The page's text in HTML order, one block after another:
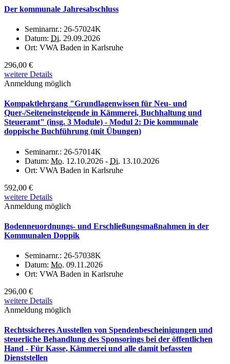
Der kommunale Jahresabschluss
Seminarnr.: 26-57024K
Datum: Di. 29.09.2026
Ort: VWA Baden in Karlsruhe
296,00 €
weitere Details
Anmeldung möglich
Kompaktlehrgang "Grundlagenwissen für Neu- und
Quer-/Seiteneinsteigende in Kämmerei, Buchhaltung und
Steueramt" (insg. 3 Module) - Modul 2: Die kommunale
doppische Buchführung (mit Übungen)
Seminarnr.: 26-57014K
Datum: Mo. 12.10.2026 - Di. 13.10.2026
Ort: VWA Baden in Karlsruhe
592,00 €
weitere Details
Anmeldung möglich
Bodenneuordnungs- und Erschließungsmaßnahmen in der
Kommunalen Doppik
Seminarnr.: 26-57038K
Datum: Mo. 09.11.2026
Ort: VWA Baden in Karlsruhe
296,00 €
weitere Details
Anmeldung möglich
Rechtssicheres Ausstellen von Spendenbescheinigungen und
steuerliche Behandlung des Sponsorings bei der öffentlichen
Hand - Für Kasse, Kämmerei und alle damit befassten
Dienststellen